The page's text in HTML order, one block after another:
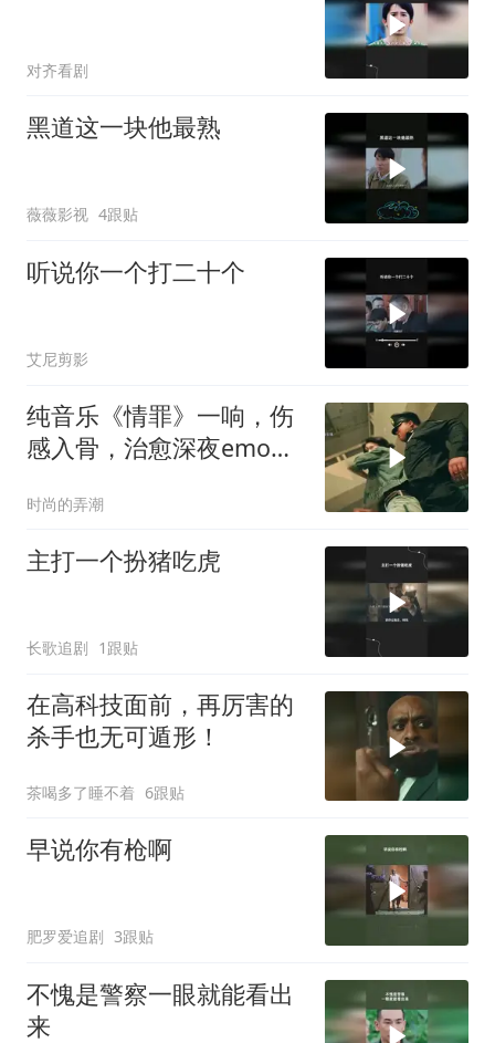
对齐看剧
黑道这一块他最熟
薇薇影视 4跟贴
听说你一个打二十个
艾尼剪影
纯音乐《情罪》一响，伤
感入骨，治愈深夜emo的
时尚的弄潮
主打一个扮猪吃虎
长歌追剧 1跟贴
在高科技面前，再厉害的
杀手也无可遁形！
茶喝多了睡不着 6跟贴
早说你有枪啊
肥罗爱追剧 3跟贴
不愧是警察一眼就能看出
来